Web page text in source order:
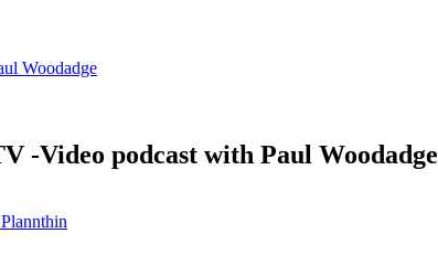
-Video podcast with Paul Woodadge